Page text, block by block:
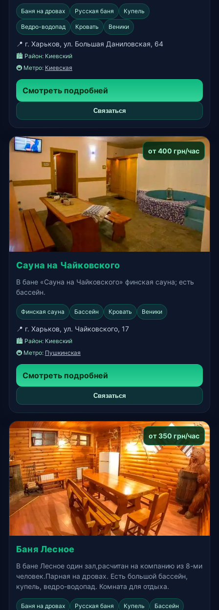
Баня на дровах Русская баня Купель
Ведро-водопад Кровать Веники
📍 г. Харьков, ул. Большая Даниловская, 64
🏙️ Район: Киевский
🚇 Метро: Киевская
Смотреть подробней
Связаться
от 400 грн/час
Сауна на Чайковского
В бане «Сауна на Чайковского» финская сауна; есть
бассейн.
Финская сауна Бассейн Кровать Веники
📍 г. Харьков, ул. Чайковского, 17
🏙️ Район: Киевский
🚇 Метро: Пушкинская
Смотреть подробней
Связаться
от 350 грн/час
Баня Лесное
В бане Лесное один зал,расчитан на компанию из 8-ми
человек.Парная на дровах. Есть большой бассейн,
купель, ведро-водопад. Комната для отдыха.
Баня на дровах Русская баня Купель Бассейн